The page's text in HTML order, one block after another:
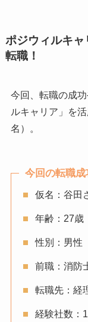
ポジウィルキ
転職！
今回、転職の成
ルキャリア」を
名）。
今回の転職成
仮名：谷田
年齢：27歳
性別：男性
前職：消防
転職先：経
経験社数：